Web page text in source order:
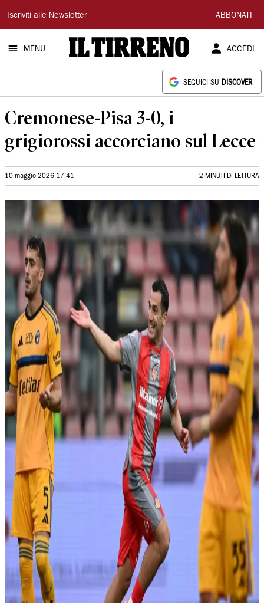
Il
Tirreno
Iscriviti alle Newsletter ABBONATI
MENU ACCEDI
SEGUICI SU DISCOVER
Cremonese-Pisa 3-0, i
grigiorossi accorciano sul Lecce
10 maggio 2026 17:41 2 MINUTI DI LETTURA